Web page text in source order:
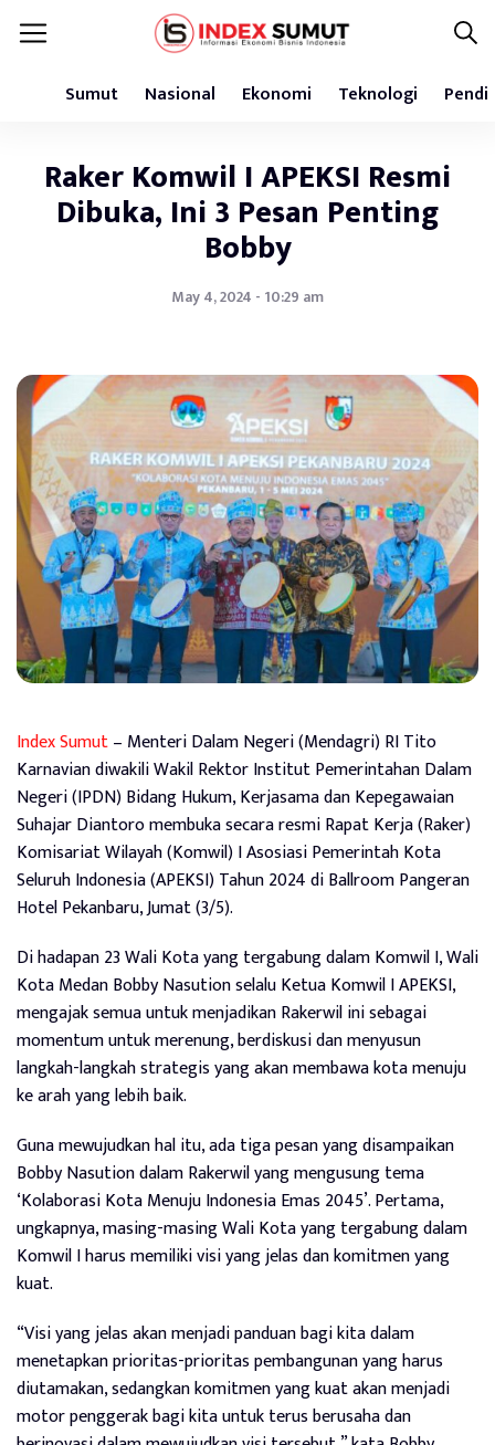
Sumut Nasional Ekonomi Teknologi
Raker Komwil I APEKSI Resmi
Dibuka, Ini 3 Pesan Penting
Bobby
May 4, 2024 - 10:29 am
Index Sumut– Menteri Dalam Negeri (Mendagri) RI Tito
Karnavian diwakili Wakil Rektor Institut Pemerintahan Dalam
Negeri (IPDN) Bidang Hukum, Kerjasama dan Kepegawaian
Suhajar Diantoro membuka secara resmi Rapat Kerja (Raker)
Komisariat Wilayah (Komwil) I Asosiasi Pemerintah Kota
Seluruh Indonesia (APEKSI) Tahun 2024 di Ballroom Pangeran
Hotel Pekanbaru, Jumat (3/5).
Di hadapan 23 Wali Kota yang tergabung dalam Komwil I, Wali
Kota Medan Bobby Nasution selalu Ketua Komwil I APEKSI,
mengajak semua untuk menjadikan Rakerwil ini sebagai
momentum untuk merenung, berdiskusi dan menyusun
langkah-langkah strategis yang akan membawa kota menuju
ke arah yang lebih baik.
Guna mewujudkan hal itu, ada tiga pesan yang disampaikan
Bobby Nasution dalam Rakerwil yang mengusung tema
‘Kolaborasi Kota Menuju Indonesia Emas 2045’. Pertama,
ungkapnya, masing-masing Wali Kota yang tergabung dalam
Komwil I harus memiliki visi yang jelas dan komitmen yang
kuat.
“Visi yang jelas akan menjadi panduan bagi kita dalam
menetapkan prioritas-prioritas pembangunan yang harus
diutamakan, sedangkan komitmen yang kuat akan menjadi
motor penggerak bagi kita untuk terus berusaha dan